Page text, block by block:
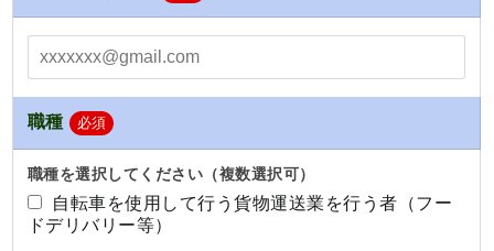
職種 必須
職種を選択してください（複数選択可）
自転車を使用して行う貨物運送業を行う者（フー
ドデリバリー等）